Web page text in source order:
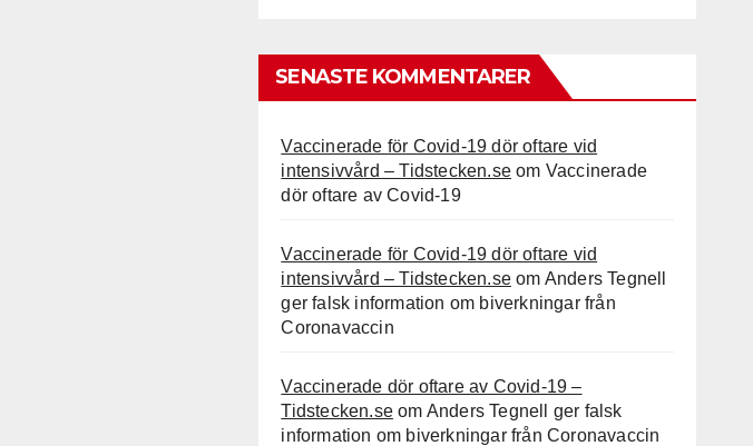
SENASTE KOMMENTARER
Vaccinerade för Covid-19 dör oftare vid
intensivvård – Tidstecken.seom Vaccinerade
dör oftare av Covid-19
Vaccinerade för Covid-19 dör oftare vid
intensivvård – Tidstecken.seom Anders Tegnell
ger falsk information om biverkningar från
Coronavaccin
Vaccinerade dör oftare av Covid-19 –
Tidstecken.seom Anders Tegnell ger falsk
information om biverkningar från Coronavaccin